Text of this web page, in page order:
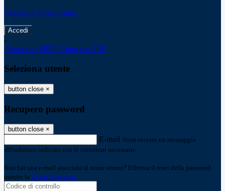
Password dimenticata?
-
Entra con SPID Entra con CIE
Seleziona utente
button close ×
Recupero password
button close ×
E-mail Verrà inviato un messaggio
all'indirizzo indicato con le istruzioni necessarie.
Non hai una e-mail associata al nome utente? Effettua il reset della password
tramite la Login Spaggiari